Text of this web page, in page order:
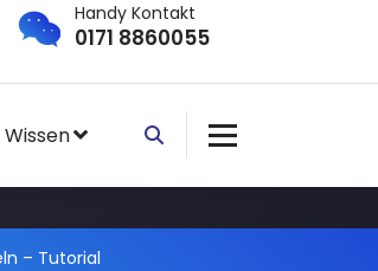
Handy Kontakt
0171 8860055
Wissen
– Tutorial